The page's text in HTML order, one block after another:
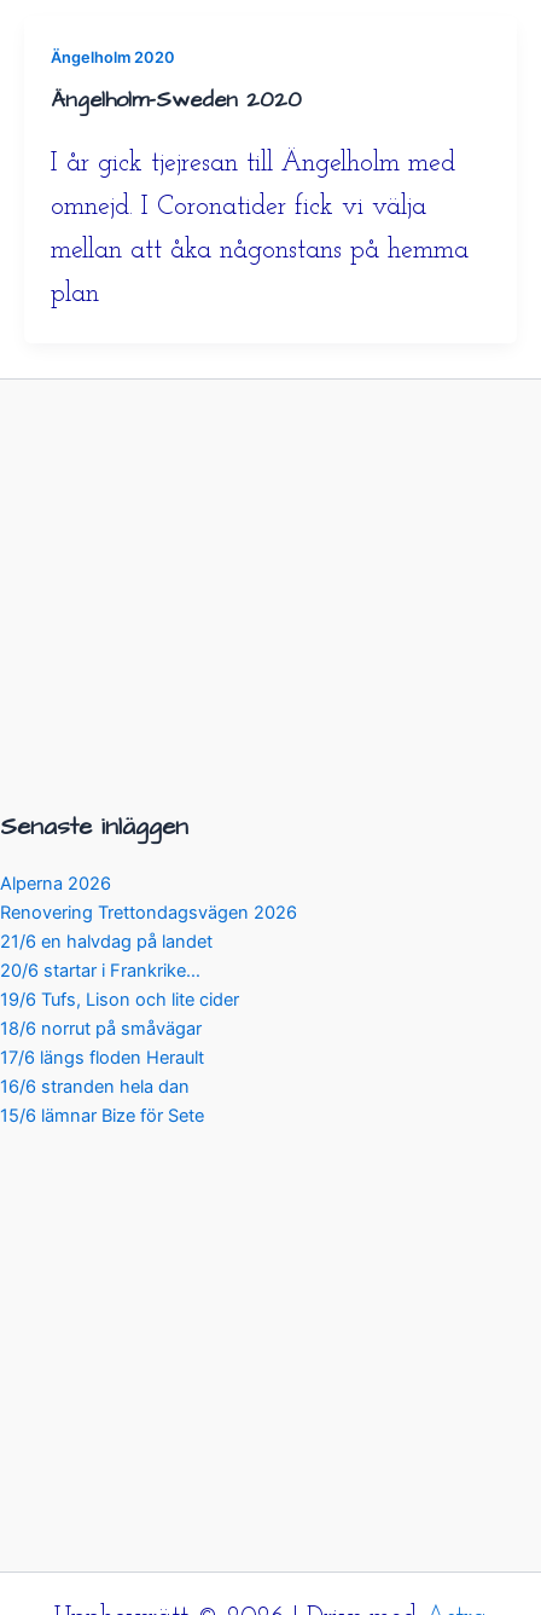
Ängelholm 2020
Ängelholm-Sweden 2020
I år gick tjejresan till Ängelholm med
omnejd. I Coronatider fick vi välja
mellan att åka någonstans på hemma
plan
Senaste inläggen
Alperna 2026
Renovering Trettondagsvägen 2026
21/6 en halvdag på landet
20/6 startar i Frankrike…
19/6 Tufs, Lison och lite cider
18/6 norrut på småvägar
17/6 längs floden Herault
16/6 stranden hela dan
15/6 lämnar Bize för Sete